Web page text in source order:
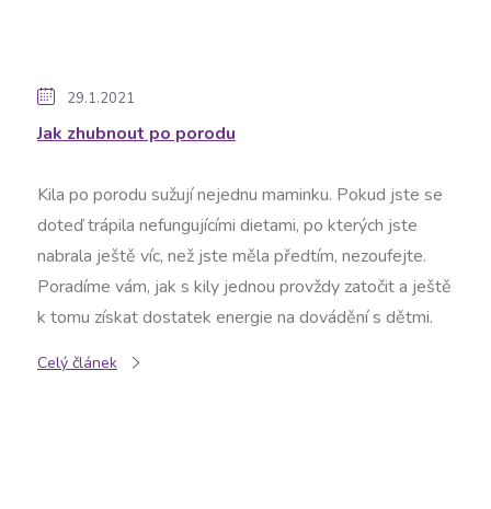
29.1.2021
Jak zhubnout po porodu
Kila po porodu sužují nejednu maminku. Pokud jste se
doteď trápila nefungujícími dietami, po kterých jste
nabrala ještě víc, než jste měla předtím, nezoufejte.
Poradíme vám, jak s kily jednou provždy zatočit a ještě
k tomu získat dostatek energie na dovádění s dětmi.
Celý článek